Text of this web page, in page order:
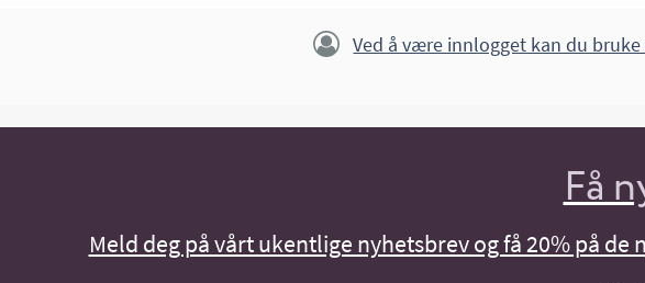
Ved å være innlogget kan du
Få
Meld deg på vårt ukentlige nyhetsbrev og få 20% på